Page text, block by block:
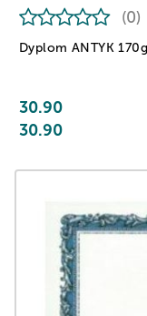
Dyplom ANTYK
(0)
30.90
30.90